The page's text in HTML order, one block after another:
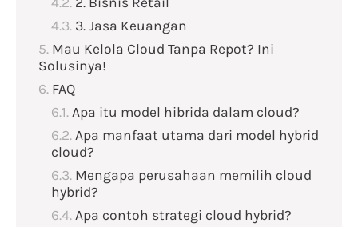
3. Jasa Keuangan
Mau Kelola Cloud Tanpa Repot? Ini
Solusinya!
FAQ
Apa itu model hibrida dalam cloud?
Apa manfaat utama dari model hybrid
cloud?
Mengapa perusahaan memilih cloud
hybrid?
Apa contoh strategi cloud hybrid?